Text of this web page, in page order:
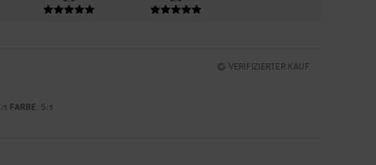
VERIFIZIERTER KAUF
/5 FARBE : 5/5